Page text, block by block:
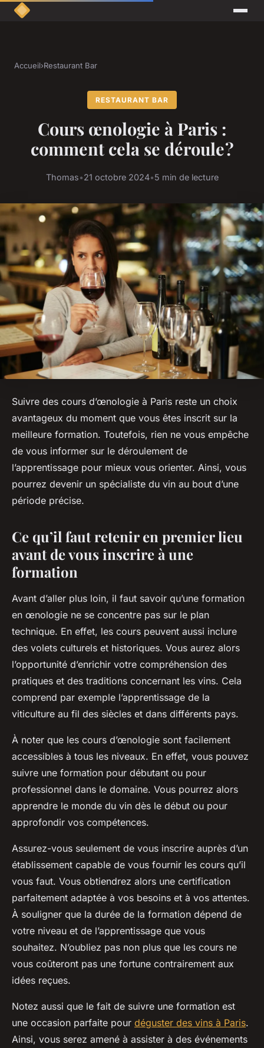
Accueil›Restaurant Bar
RESTAURANT BAR
Cours œnologie à Paris :
comment cela se déroule ?
Thomas•21 octobre 2024•5 min de lecture
Suivre des cours d’œnologie à Paris reste un choix
avantageux du moment que vous êtes inscrit sur la
meilleure formation. Toutefois, rien ne vous empêche
de vous informer sur le déroulement de
l’apprentissage pour mieux vous orienter. Ainsi, vous
pourrez devenir un spécialiste du vin au bout d’une
période précise.
Ce qu’il faut retenir en premier lieu
avant de vous inscrire à une
formation
Avant d’aller plus loin, il faut savoir qu’une formation
en œnologie ne se concentre pas sur le plan
technique. En effet, les cours peuvent aussi inclure
des volets culturels et historiques. Vous aurez alors
l’opportunité d’enrichir votre compréhension des
pratiques et des traditions concernant les vins. Cela
comprend par exemple l’apprentissage de la
viticulture au fil des siècles et dans différents pays.
À noter que les cours d’œnologie sont facilement
accessibles à tous les niveaux. En effet, vous pouvez
suivre une formation pour débutant ou pour
professionnel dans le domaine. Vous pourrez alors
apprendre le monde du vin dès le début ou pour
approfondir vos compétences.
Assurez-vous seulement de vous inscrire auprès d’un
établissement capable de vous fournir les cours qu’il
vous faut. Vous obtiendrez alors une certification
parfaitement adaptée à vos besoins et à vos attentes.
À souligner que la durée de la formation dépend de
votre niveau et de l’apprentissage que vous
souhaitez. N’oubliez pas non plus que les cours ne
vous coûteront pas une fortune contrairement aux
idées reçues.
Notez aussi que le fait de suivre une formation est
une occasion parfaite pour déguster des vins à Paris.
Ainsi, vous serez amené à assister à des événements